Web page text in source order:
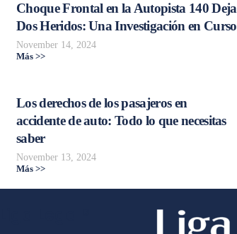
Choque Frontal en la Autopista 140 Deja
Dos Heridos: Una Investigación en Curso
November 14, 2024
Más >>
Los derechos de los pasajeros en
accidente de auto: Todo lo que necesitas
saber
November 13, 2024
Más >>